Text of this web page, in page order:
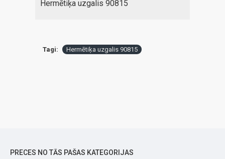
Hermētiķa uzgalis 90815
Tagi: Hermētiķa uzgalis 90815
PRECES NO TĀS PAŠAS KATEGORIJAS